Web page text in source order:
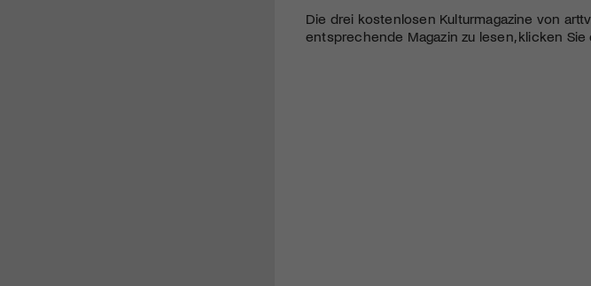
Die drei kostenlosen Kulturmagazine von
entsprechende Magazin zu lesen, klicken Sie